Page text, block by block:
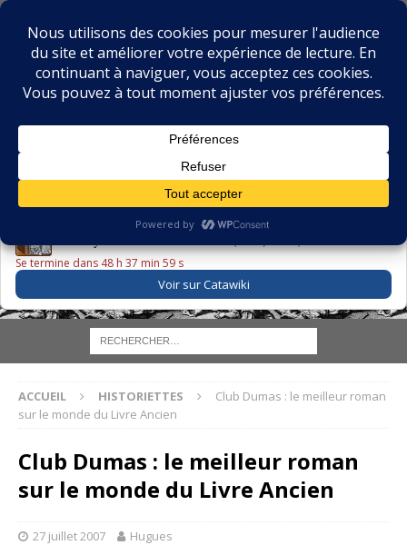
BIBLIOPHILIE.COM
LE BLOG DU BIBLIOPHILE, DES BIBLIOPHILES, DE LA
LE LIVRE DU JOUR
Se termine dans 48 h 37 min 58 s
Voir sur Catawiki
ACCUEIL HISTORIETTES
Club Dumas : le meilleur roman
sur le monde du Livre Ancien
Club Dumas : le meilleur roman
sur le monde du Livre Ancien
27 juillet 2007 Hugues